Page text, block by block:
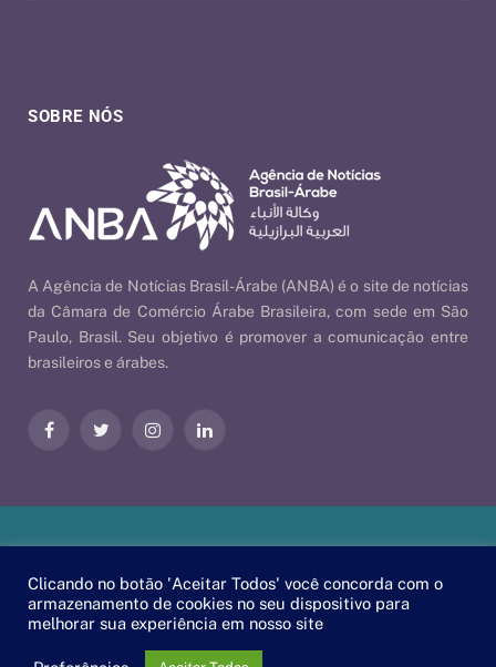
SOBRE NÓS
A Agência de Notícias Brasil-Árabe (ANBA) é o site de notícias
da Câmara de Comércio Árabe Brasileira, com sede em São
Paulo, Brasil. Seu objetivo é promover a comunicação entre
brasileiros e árabes.
FacebookTwitter InstagramLinkedIn
Árabe | ByEscaEsco.
Clicando no botão 'Aceitar Todos' você concorda com o
armazenamento de cookies no seu dispositivo para
melhorar sua experiência em nosso site
PT EN